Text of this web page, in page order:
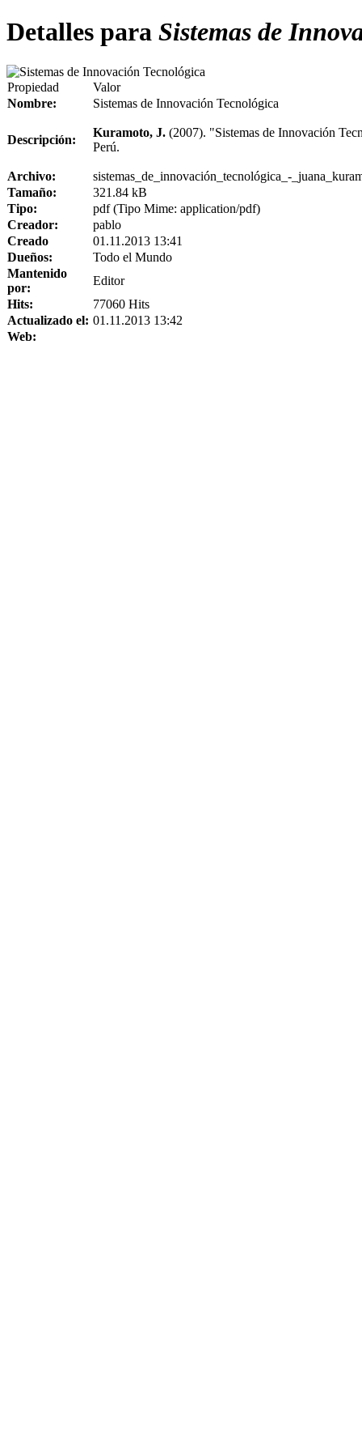
Detalles para Sistemas de
Propiedad
Valor
Nombre:
Sistemas de Innovación Tecnológica
Descripción:
Kuramoto, J. (2007). "Sistemas de Innovación
Perú.
Archivo:
sistemas_de_innovación_tecnológica_-
Tamaño:
321.84 kB
Tipo:
pdf (Tipo Mime: application/pdf)
Creador:
pablo
Creado
01.11.2013 13:41
Dueños:
Todo el Mundo
Mantenido
por:
Editor
Hits:
77060 Hits
Actualizado el: 01.11.2013 13:42
Web: